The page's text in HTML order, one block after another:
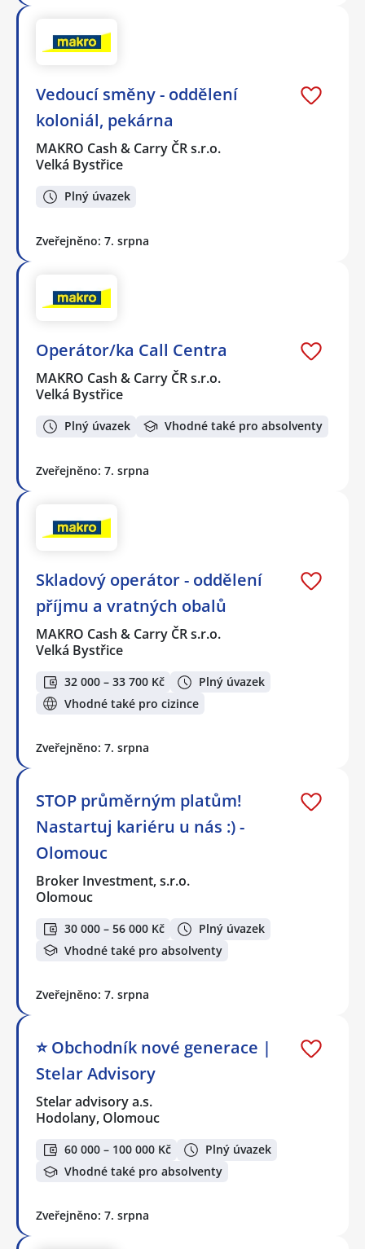
Vedoucí směny - oddělení
koloniál, pekárna
MAKRO Cash & Carry ČR s.r.o.
Velká Bystřice
Plný úvazek
Zveřejněno: 7. srpna
Operátor/ka Call Centra
MAKRO Cash & Carry ČR s.r.o.
Velká Bystřice
Plný úvazek Vhodné také pro absolventy
Zveřejněno: 7. srpna
Skladový operátor - oddělení
příjmu a vratných obalů
MAKRO Cash & Carry ČR s.r.o.
Velká Bystřice
32 000 – 33 700 Kč
Plný úvazek
Vhodné také pro cizince
Zveřejněno: 7. srpna
STOP průměrným platům!
Nastartuj kariéru u nás :) -
Olomouc
Broker Investment, s.r.o.
Olomouc
30 000 – 56 000 Kč
Plný úvazek
Vhodné také pro absolventy
Zveřejněno: 7. srpna
⭐️ Obchodník nové generace |
Stelar Advisory
Stelar advisory a.s.
Hodolany, Olomouc
60 000 – 100 000 Kč
Plný úvazek
Vhodné také pro absolventy
Zveřejněno: 7. srpna